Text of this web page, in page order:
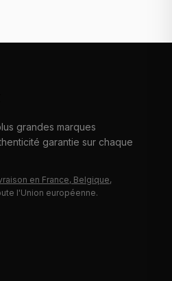
grandes marques
garantie sur chaque
en France, Belgique,
l'Union européenne.